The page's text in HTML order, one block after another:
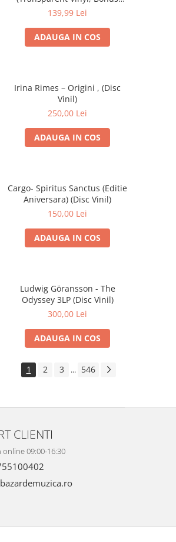
Tracks) ) (Disc Vinil)
139,99 Lei
ADAUGA IN COS
Irina Rimes – Origini , (Disc
Vinil)
250,00 Lei
ADAUGA IN COS
Cargo- Spiritus Sanctus (Editie
Aniversara) (Disc Vinil)
150,00 Lei
ADAUGA IN COS
Ludwig Göransson - The
Odyssey 3LP (Disc Vinil)
300,00 Lei
ADAUGA IN COS
1 2 3 ... 546
CLIENTI
09:00-16:30